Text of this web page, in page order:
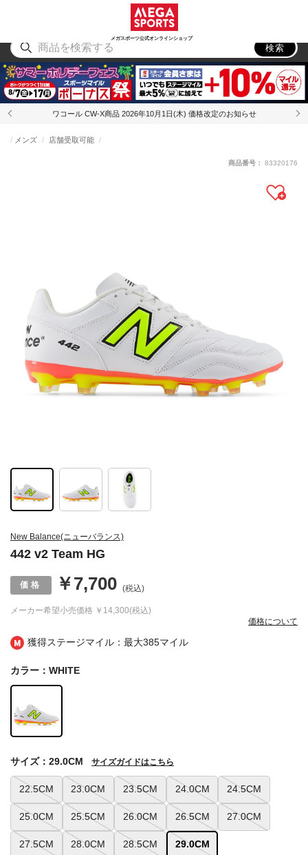
メガスポーツ公式オンラインショップ
アウトドア
検索
ワコール CW-X商品 2026年10月1日(木) 価格改定のお知らせ
獲得ステージマイル：最大385マイル
New Balance(ニューバランス)
442 v2 Team HG
メンズ 店舗受取可能
メーカー希望小売価格 ￥14,300(税込)
￥7,700 (税込)
価格について
商品番号： 83320176
カラー：WHITE
22.5CM 23.0CM 23.5CM 24.0CM 24.5CM
25.0CM 25.5CM 26.0CM 26.5CM 27.0CM
27.5CM 28.0CM 28.5CM 29.0CM
サイズ：29.0CM サイズガイドはこちら